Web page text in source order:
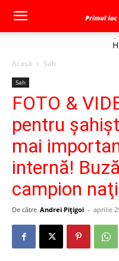
-
Acasă Sah
Sah
FOTO &
pentru
mai
internă!
campion
De către Andrei Pițigoi - aprilie